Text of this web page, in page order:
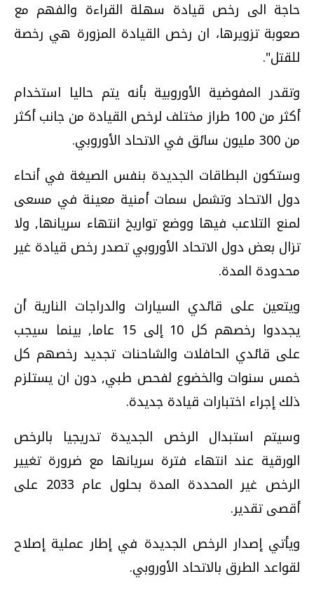
حاجة الى رخص قيادة سهلة القراءة والفهم مع
صعوبة تزويرها، ان رخص القيادة المزورة هي رخصة
للقتل".
وتقدر المفوضية الأوروبية بأنه يتم حاليا استخدام
أكثر من 100 طراز مختلف لرخص القيادة من جانب أكثر
من 300 مليون سائق في الاتحاد الأوروبي.
وستكون البطاقات الجديدة بنفس الصيغة في أنحاء
دول الاتحاد وتشمل سمات أمنية معينة في مسعى
لمنع التلاعب فيها ووضع تواريخ انتهاء سريانها, ولا
تزال بعض دول الاتحاد الأوروبي تصدر رخص قيادة غير
محدودة المدة.
ويتعين على قائدي السيارات والدراجات النارية أن
يجددوا رخصهم كل 10 إلى 15 عاما, بينما سيجب
على قائدي الحافلات والشاحنات تجديد رخصهم كل
خمس سنوات والخضوع لفحص طبي, دون ان يستلزم
ذلك إجراء اختبارات قيادة جديدة.
وسيتم استبدال الرخص الجديدة تدريجيا بالرخص
الورقية عند انتهاء فترة سريانها مع ضرورة تغيير
الرخص غير المحددة المدة بحلول عام 2033 على
أقصى تقدير.
ويأتي إصدار الرخص الجديدة في إطار عملية إصلاح
لقواعد الطرق بالاتحاد الأوروبي.